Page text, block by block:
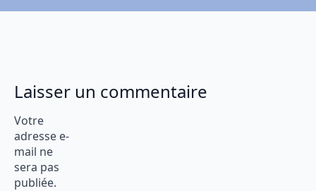
Laisser un commentaire
Votre
adresse e-
mail ne
sera pas
publiée.